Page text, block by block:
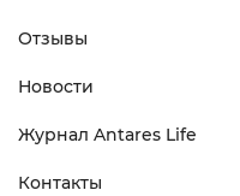
Отзывы
Новости
Журнал Antares Life
Контакты